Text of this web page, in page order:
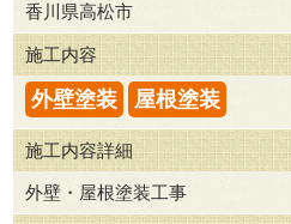
香川県高松市
施工内容
外壁塗装 屋根塗装
施工内容詳細
外壁・屋根塗装工事